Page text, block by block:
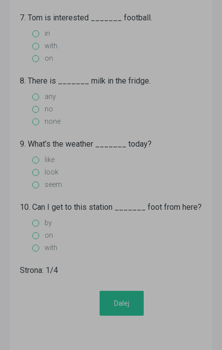
7. Tom is interested _______ football.
in
with.
on
8. There is _______ milk in the fridge.
any
no
none
9. What’s the weather _______ today?
like
look
seem
10. Can I get to this station _______ foot from here?
by
on
with
Strona: 1/4
Dalej